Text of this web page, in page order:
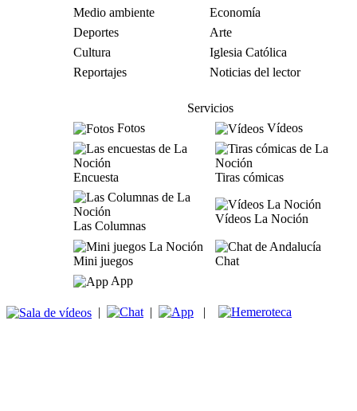
Medio ambiente
Economía
Deportes
Arte
Cultura
Iglesia Católica
Reportajes
Noticias del lector
Servicios
Fotos
Vídeos
Encuesta Tiras cómicas
Las Columnas
Vídeos La Noción
Mini juegos
Chat
App
| | |